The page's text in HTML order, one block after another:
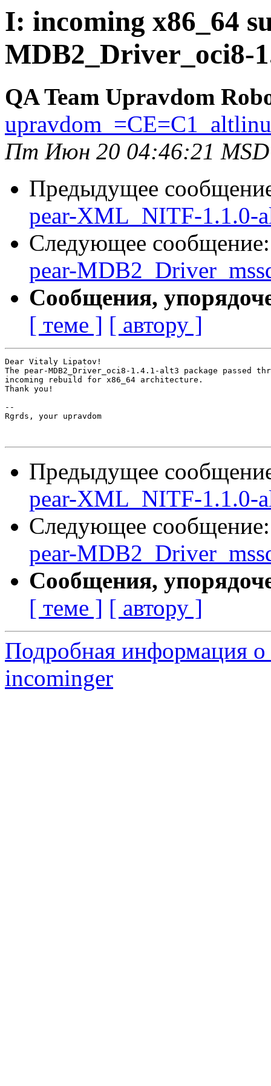
I: incoming x86_64
MDB2_Driver_oci8-
QA Team Upravdom
Пт Июн 20 04:46:21
Предыдущее
pear-XML_NITF-1.1.0-
Следующее
pear-
Сообщения,
[ теме ] [ автору ]
Dear Vitaly Lipatov!
The pear-MDB2_Driver_oci8-1.4.1-alt3 package passed
incoming rebuild for x86_64 architecture.
Thank you!
--
Rgrds, your upravdom
Предыдущее
pear-XML_NITF-1.1.0-
Следующее
pear-
Сообщения,
[ теме ] [ автору ]
Подробная информация о
incominger